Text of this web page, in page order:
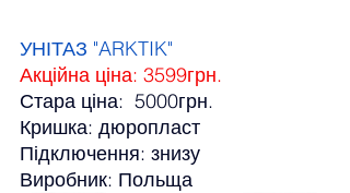
УНІТАЗ "ARKTIK"
Акційна ціна: 3599грн.
Стара ціна:  5000грн.
Кришка: дюропласт
Підключення: знизу
Виробник: Польща